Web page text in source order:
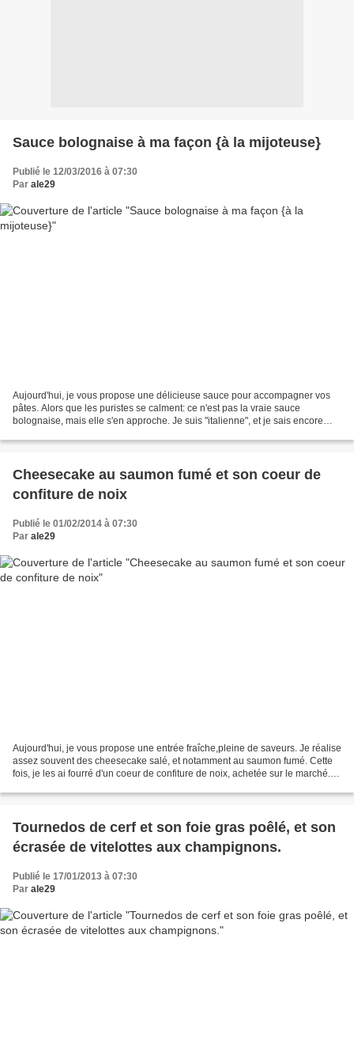
Sauce bolognaise à ma façon {à la mijoteuse}
Publié le 12/03/2016 à 07:30
Par ale29
Aujourd'hui, je vous propose une délicieuse sauce pour accompagner vos
pâtes. Alors que les puristes se calment: ce n'est pas la vraie sauce
bolognaise, mais elle s'en approche. Je suis "italienne", et je sais encore
Cheesecake au saumon fumé et son coeur de
confiture de noix
Publié le 01/02/2014 à 07:30
Par ale29
Aujourd'hui, je vous propose une entrée fraîche,pleine de saveurs. Je réalise
assez souvent des cheesecake salé, et notamment au saumon fumé. Cette
fois, je les ai fourré d'un coeur de confiture de noix, achetée sur le marché.
Tournedos de cerf et son foie gras poêlé, et son
écrasée de vitelottes aux champignons.
Publié le 17/01/2013 à 07:30
Par ale29